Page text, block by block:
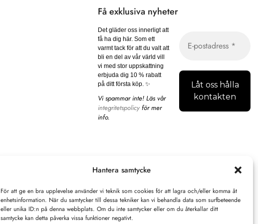
Hantera samtycke
För att ge en bra upplevelse använder vi teknik som cookies för att lagra och/eller komma åt
enhetsinformation. När du samtycker till dessa tekniker kan vi behandla data som surfbeteende
eller unika ID:n på denna webbplats. Om du inte samtycker eller om du återkallar ditt
samtycke kan detta påverka vissa funktioner negativt.
Få exklusiva nyheter
Det gläder oss innerligt att
få ha dig här. Som ett
varmt tack för att du valt att
bli en del av vår värld vill
vi med stor uppskattning
erbjuda dig 10 % rabatt
på ditt första köp. ✨
Vi spammar inte! Läs vår
integritetspolicy för mer
info.